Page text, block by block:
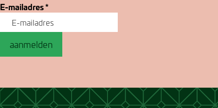
E-mailadres*
aanmelden